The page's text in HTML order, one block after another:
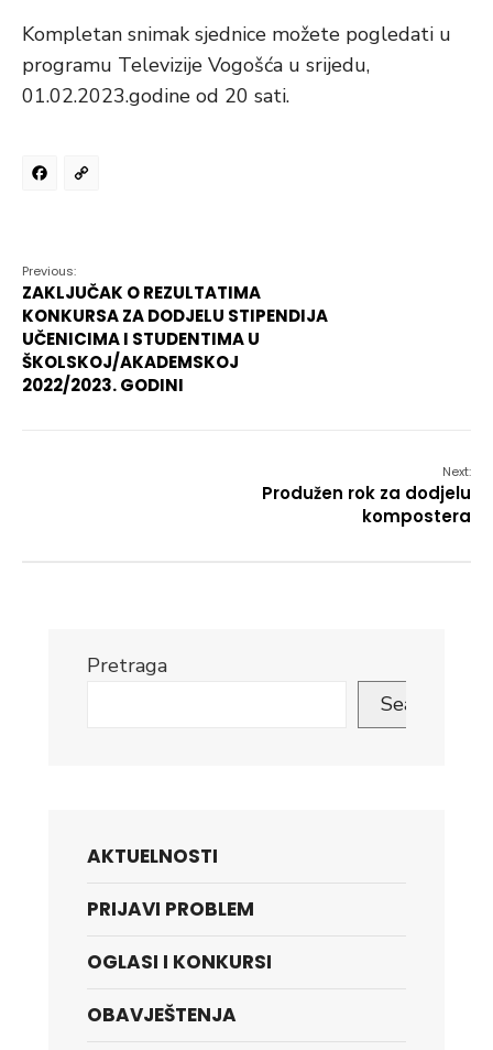
Kompletan snimak sjednice možete pogledati u
programu Televizije Vogošća u srijedu,
01.02.2023.godine od 20 sati.
Facebook
Previous:
ZAKLJUČAK O REZULTATIMA
KONKURSA ZA DODJELU STIPENDIJA
UČENICIMA I STUDENTIMA U
ŠKOLSKOJ/AKADEMSKOJ
2022/2023. GODINI
Next:
Produžen rok za dodjelu
kompostera
Pretraga
Search
AKTUELNOSTI
PRIJAVI PROBLEM
OGLASI I KONKURSI
OBAVJEŠTENJA